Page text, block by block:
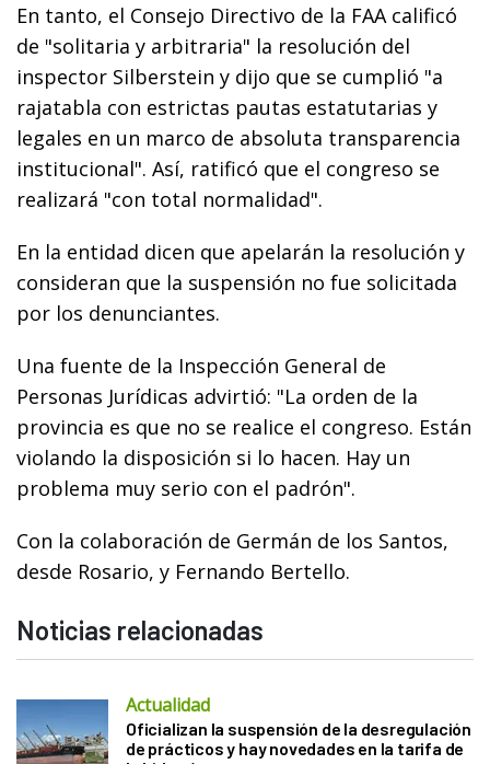
En tanto, el Consejo Directivo de la FAA calificó
de "solitaria y arbitraria" la resolución del
inspector Silberstein y dijo que se cumplió "a
rajatabla con estrictas pautas estatutarias y
legales en un marco de absoluta transparencia
institucional". Así, ratificó que el congreso se
realizará "con total normalidad".
En la entidad dicen que apelarán la resolución y
consideran que la suspensión no fue solicitada
por los denunciantes.
Una fuente de la Inspección General de
Personas Jurídicas advirtió: "La orden de la
provincia es que no se realice el congreso. Están
violando la disposición si lo hacen. Hay un
problema muy serio con el padrón".
Con la colaboración de Germán de los Santos,
desde Rosario, y Fernando Bertello.
Noticias relacionadas
Actualidad
Oficializan la suspensión de la desregulación
de prácticos y hay novedades en la tarifa de